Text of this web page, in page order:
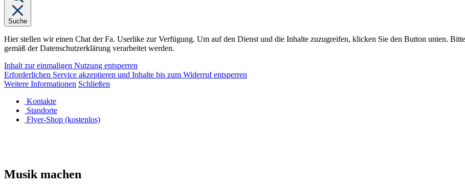
Suche
Hier stellen wir einen Chat der Fa. Userlike zur Verfügung. Um auf den Dienst und die Inhalte zuzugreifen, klicken Sie den Button unten.
gemäß der Datenschutzerklärung verarbeitet werden.
Inhalt zur einmaligen Nutzung entsperren
Erforderlichen Service akzeptieren und Inhalte bis zum Widerruf entsperren
Weitere Informationen Schließen
Kontakte
Standorte
Flyer-Shop (kostenlos)
Musik machen